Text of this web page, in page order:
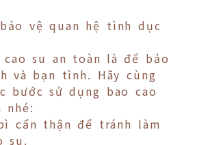
vệ quan hệ tình dục
cao su an toàn là để bảo
và bạn tình. Hãy cùng
bước sử dụng bao cao
nhé:
cẩn thận để tránh làm
su.